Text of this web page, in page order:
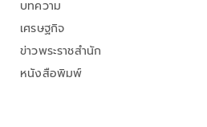
บทความ
เศรษฐกิจ
ข่าวพระราชสำนัก
หนังสือพิมพ์